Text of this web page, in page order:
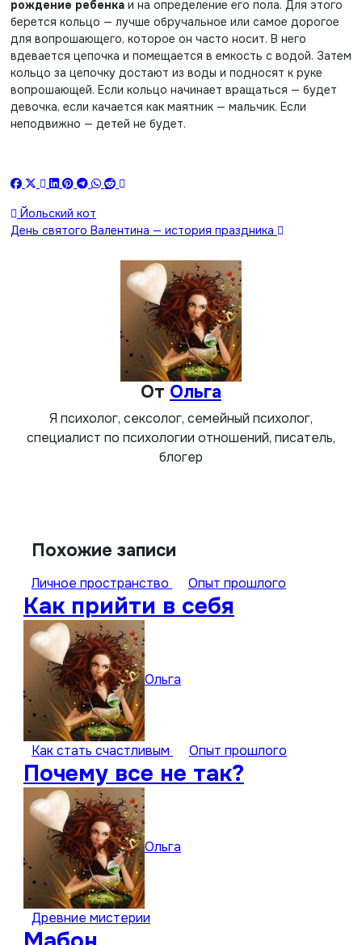
рождение ребенка и на определение его пола. Для этого
берется кольцо — лучше обручальное или самое дорогое
для вопрошающего, которое он часто носит. В него
вдевается цепочка и помещается в емкость с водой. Затем
кольцо за цепочку достают из воды и подносят к руке
вопрошающей. Если кольцо начинает вращаться — будет
девочка, если качается как маятник — мальчик. Если
неподвижно — детей не будет.
Навигация
по
Йольский кот
День святого Валентина — история праздника
От Ольга
Я психолог, сексолог, семейный психолог,
специалист по психологии отношений, писатель,
блогер
Похожие записи
Личное пространство Опыт прошлого
Как прийти в себя
Ольга
Как стать счастливым Опыт прошлого
Почему все не так?
Ольга
Древние мистерии